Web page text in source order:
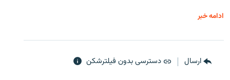
ادامه خبر
ارسال دسترسی بدون فیلترشکن